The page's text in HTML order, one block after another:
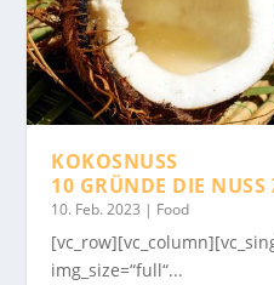
KOKOSNUSS
10 GRÜNDE DIE NUSS
10. Feb. 2023 | Food
img_size=“full“...